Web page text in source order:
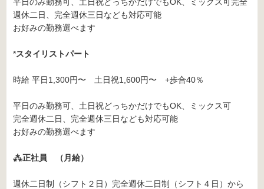
週休二日、完全週休三日なども対応可能
お好みの勤務選べます
*スタイリストパート
時給 平日1,300円〜 土日祝1,600円〜 +歩合40％
平日のみ勤務可、土日祝どっちかだけでもOK、ミックス可
完全週休二日、完全週休三日なども対応可能
お好みの勤務選べます
⁂正社員 （月給）
週休二日制（シフト２日）完全週休二日制（シフト４日）から